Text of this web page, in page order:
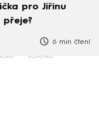
pro Jiřinu
přeje?
6 min čtení
učitelka